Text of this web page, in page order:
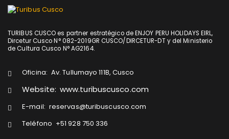
TURIBUS CUSCO es partner estratégico de ENJOY PERU HOLIDAYS EIRL,
Dircetur Cusco N° 082-2019GR CUSCO/DIRCETUR-DT y del Ministerio
de Cultura Cusco N° AG2164.
Oficina: Av. Tullumayo 111B, Cusco
Website: www.turibuscusco.com
E-mail: reservas@turibuscusco.com
Teléfono +51 928 750 336